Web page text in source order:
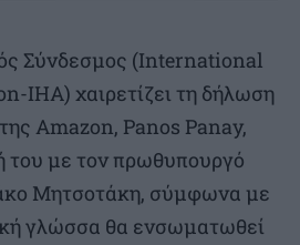
Σύνδεσμος (International
IHA) χαιρετίζει τη δήλωση
Amazon, Panos Panay,
του με τον πρωθυπουργό
Μητσοτάκη, σύμφωνα με
γλώσσα θα ενσωματωθεί